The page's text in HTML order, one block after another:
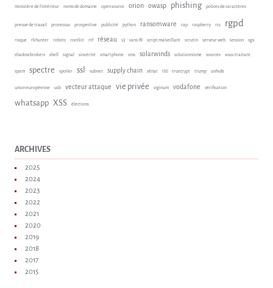
ministère de l'intérieur noms de domaine open source orion owasp phishing polices de caractères
preuve de travail processus prospective publicité python ransomware rap raspberry rcs rgpd
risque rkhunter robots rootkit rtf réseau s3 sans-fil script malveillant scrutin serveur web session sgx
shadow brokers shell signal sincérité smartphone sms solarwinds solutionnisme sources sous-traitant
spam spectre spoiler ssl subnet supply chain sénat tld truecrypt trump unhide
union européenne usb vecteur attaque vie privée viginum vodafone vérification
whatsapp XSS élections
ARCHIVES
2025
2024
2023
2022
2021
2020
2019
2018
2017
2015